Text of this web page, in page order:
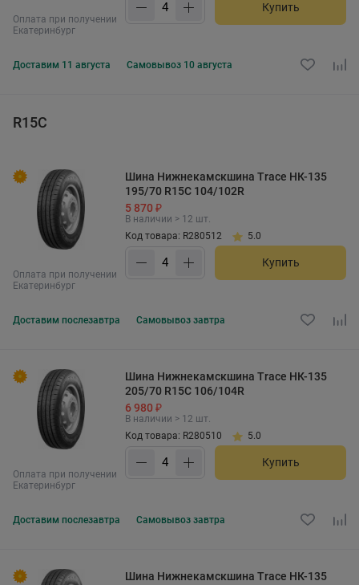
Оплата при получении
Екатеринбург
Купить
Доставим 11 августа Самовывоз 10 августа
R15C
Оплата при получении
Екатеринбург
Шина Нижнекамскшина Trace НК-135
195/70 R15C 104/102R
5 870 ₽
В наличии > 12 шт.
Код товара: R280512
5.0
Купить
Доставим послезавтра Самовывоз завтра
Оплата при получении
Екатеринбург
Шина Нижнекамскшина Trace НК-135
205/70 R15C 106/104R
6 980 ₽
В наличии > 12 шт.
Код товара: R280510
5.0
Купить
Доставим послезавтра Самовывоз завтра
Шина Нижнекамскшина Trace НК-135